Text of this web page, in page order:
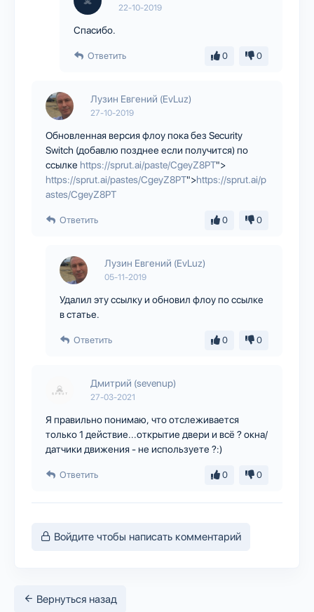
22-10-2019
Спасибо.
Ответить 0 0
Лузин Евгений (EvLuz)
27-10-2019
Обновленная версия флоу пока без Security
Switch (добавлю позднее если получится) по
ссылке https://sprut.ai/paste/CgeyZ8PT">
https://sprut.ai/pastes/CgeyZ8PT">https://sprut.ai/p
astes/CgeyZ8PT
Ответить 0 0
Лузин Евгений (EvLuz)
05-11-2019
Удалил эту ссылку и обновил флоу по ссылке
в статье.
Ответить 0 0
Дмитрий (sevenup)
27-03-2021
Я правильно понимаю, что отслеживается
только 1 действие...открытие двери и всё ? окна/
датчики движения - не используете ?:)
Ответить 0 0
Войдите чтобы написать комментарий
Вернуться назад